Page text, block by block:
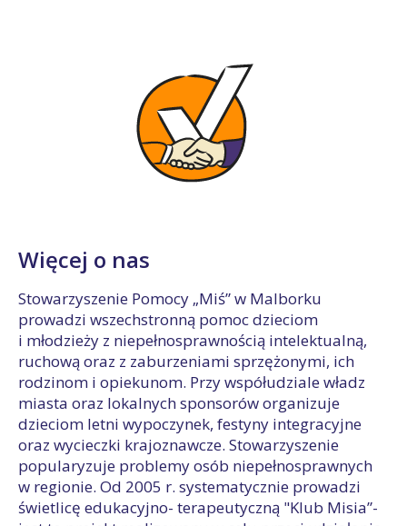
Więcej o nas
Stowarzyszenie Pomocy „Miś” w Malborku
prowadzi wszechstronną pomoc dzieciom
i młodzieży z niepełnosprawnością intelektualną,
ruchową oraz z zaburzeniami sprzężonymi, ich
rodzinom i opiekunom. Przy współudziale władz
miasta oraz lokalnych sponsorów organizuje
dzieciom letni wypoczynek, festyny integracyjne
oraz wycieczki krajoznawcze. Stowarzyszenie
popularyzuje problemy osób niepełnosprawnych
w regionie. Od 2005 r. systematycznie prowadzi
świetlicę edukacyjno- terapeutyczną "Klub Misia”-